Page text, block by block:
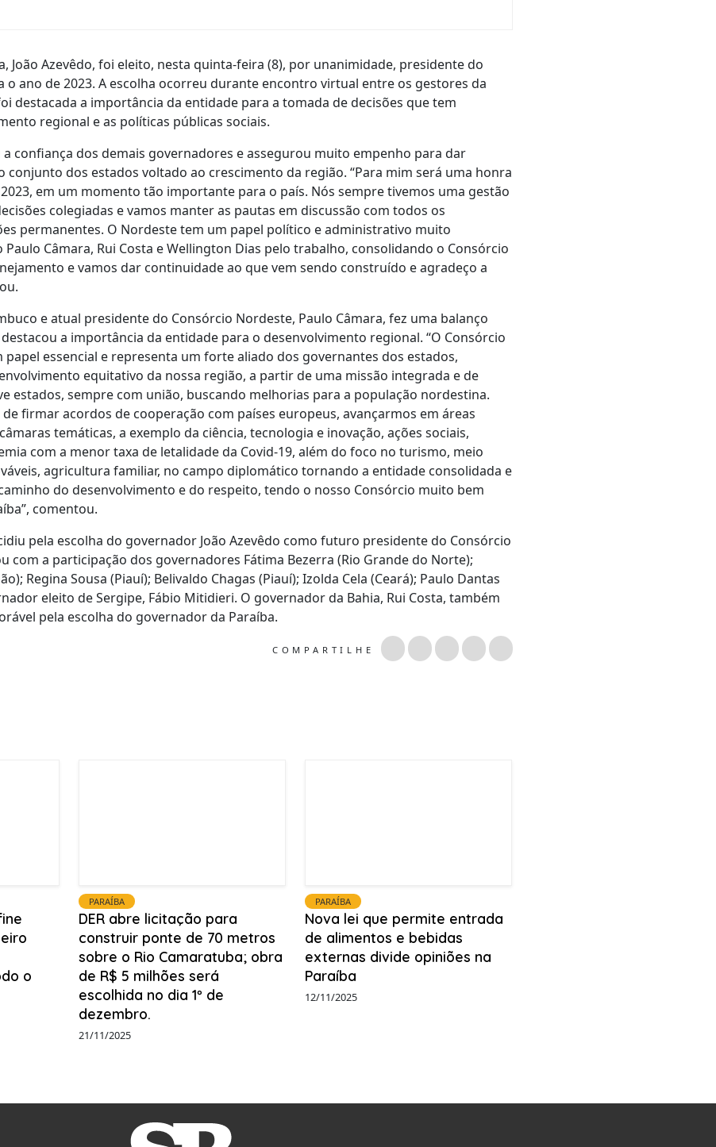
João Azevêdo, foi eleito, nesta quinta-feira (8), por unanimidade, presidente do
o ano de 2023. A escolha ocorreu durante encontro virtual entre os gestores da
destacada a importância da entidade para a tomada de decisões que tem
regional e as políticas públicas sociais.
a confiança dos demais governadores e assegurou muito empenho para dar
conjunto dos estados voltado ao crescimento da região. “Para mim será uma honra
em um momento tão importante para o país. Nós sempre tivemos uma gestão
colegiadas e vamos manter as pautas em discussão com todos os
permanentes. O Nordeste tem um papel político e administrativo muito
Câmara, Rui Costa e Wellington Dias pelo trabalho, consolidando o Consórcio
e vamos dar continuidade ao que vem sendo construído e agradeço a
e atual presidente do Consórcio Nordeste, Paulo Câmara, fez uma balanço
a importância da entidade para o desenvolvimento regional. “O Consórcio
papel essencial e representa um forte aliado dos governantes dos estados,
equitativo da nossa região, a partir de uma missão integrada e de
estados, sempre com união, buscando melhorias para a população nordestina.
firmar acordos de cooperação com países europeus, avançarmos em áreas
temáticas, a exemplo da ciência, tecnologia e inovação, ações sociais,
com a menor taxa de letalidade da Covid-19, além do foco no turismo, meio
agricultura familiar, no campo diplomático tornando a entidade consolidada e
do desenvolvimento e do respeito, tendo o nosso Consórcio muito bem
comentou.
pela escolha do governador João Azevêdo como futuro presidente do Consórcio
com a participação dos governadores Fátima Bezerra (Rio Grande do Norte);
Regina Sousa (Piauí); Belivaldo Chagas (Piauí); Izolda Cela (Ceará); Paulo Dantas
eleito de Sergipe, Fábio Mitidieri. O governador da Bahia, Rui Costa, também
pela escolha do governador da Paraíba.
COMPARTILHE
o
PARAÍBA
DER abre licitação para
construir ponte de 70 metros
sobre o Rio Camaratuba; obra
de R$ 5 milhões será
escolhida no dia 1º de
dezembro.
21/11/2025
PARAÍBA
Nova lei que permite entrada
de alimentos e bebidas
externas divide opiniões na
Paraíba
12/11/2025